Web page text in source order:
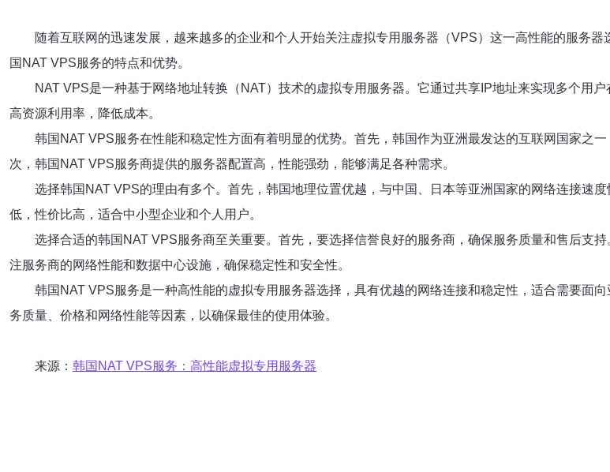
随着互联网的迅速发展，越来越多的企业和个人开始关注虚拟专用服务器（VPS）这一高性能的服务
国NAT VPS服务的特点和优势。
NAT VPS是一种基于网络地址转换（NAT）技术的虚拟专用服务器。它通过共享IP地址来实现多个用
高资源利用率，降低成本。
韩国NAT VPS服务在性能和稳定性方面有着明显的优势。首先，韩国作为亚洲最发达的互联网国家之
次，韩国NAT VPS服务商提供的服务器配置高，性能强劲，能够满足各种需求。
选择韩国NAT VPS的理由有多个。首先，韩国地理位置优越，与中国、日本等亚洲国家的网络连接速
低，性价比高，适合中小型企业和个人用户。
选择合适的韩国NAT VPS服务商至关重要。首先，要选择信誉良好的服务商，确保服务质量和售后支
注服务商的网络性能和数据中心设施，确保稳定性和安全性。
韩国NAT VPS服务是一种高性能的虚拟专用服务器选择，具有优越的网络连接和稳定性，适合需要面
务质量、价格和网络性能等因素，以确保最佳的使用体验。
来源： 韩国NAT VPS服务：高性能虚拟专用服务器